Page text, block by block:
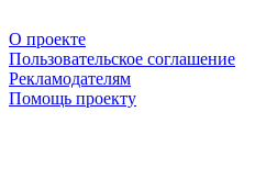
О проекте
Пользовательское соглашение
Рекламодателям
Помощь проекту